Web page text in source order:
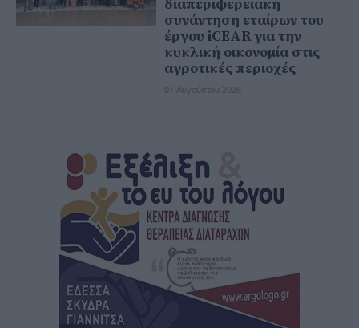
διαπεριφερειακή
συνάντηση εταίρων του
έργου iCEAR για την
κυκλική οικονομία στις
αγροτικές περιοχές
07 Αυγούστου 2026